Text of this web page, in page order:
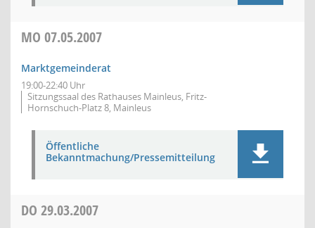
MO 07.05.2007
Marktgemeinderat
19:00-22:40 Uhr
Sitzungssaal des Rathauses Mainleus, Fritz-
Hornschuch-Platz 8, Mainleus
Öffentliche
Bekanntmachung/Pressemitteilung
DO 29.03.2007